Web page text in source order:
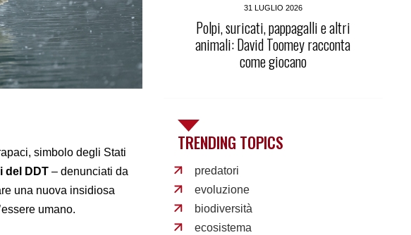
simbolo degli Stati
del DDT – denunciati da
una nuova insidiosa
umano.
31 LUGLIO 2026
Polpi, suricati, pappagalli e altri
animali: David Toomey racconta
come giocano
TRENDING TOPICS
predatori
evoluzione
biodiversità
ecosistema